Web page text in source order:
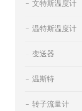
文特斯温度计
温特斯温度计
变送器
温斯特
转子流量计